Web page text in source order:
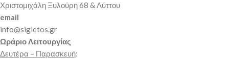
Χριστομιχάλη Ξυλούρη 68 & Λύττου
email
info@sigletos.gr
Ωράριο Λειτουργίας
Δευτέρα – Παρασκευή: